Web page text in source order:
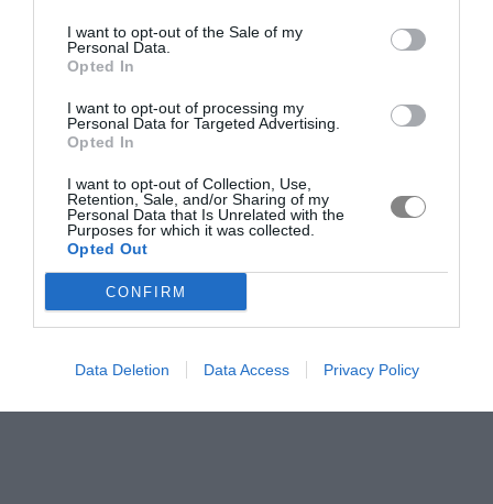
I want to opt-out of the Sale of my
Personal Data.
Opted In
I want to opt-out of processing my
Personal Data for Targeted Advertising.
Opted In
I want to opt-out of Collection, Use,
Retention, Sale, and/or Sharing of my
Personal Data that Is Unrelated with the
Purposes for which it was collected.
Opted Out
CONFIRM
Data Deletion Data Access Privacy Policy